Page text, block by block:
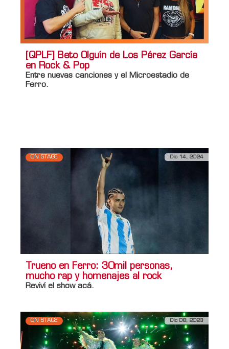
[QPLF] Beto Olguín de Los Pérez García
en Rock & Pop
Entre nuevas canciones y el Microestadio de
Ferro.
ON STAGE Dic 14, 2024
Trueno en Ferro: 30mil personas,
mucho rap y homenajes al rock
Reviví el show acá.
ON STAGE Dic 08, 2023